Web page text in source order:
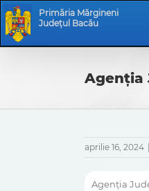
Skip
to
content
Skip
Navigation
Primăria Mărgineni
Județul Bacău
Agenția
aprilie 16, 2024
Agenția